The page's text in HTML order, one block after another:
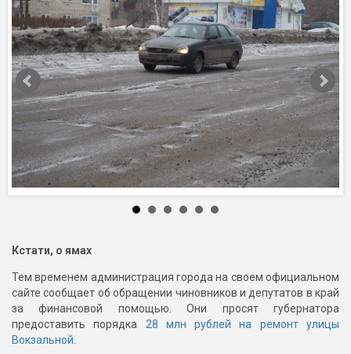
Кстати, о ямах
Тем временем администрация города на своем официальном
сайте сообщает об обращении чиновников и депутатов в край
за финансовой помощью. Они просят губернатора
предоставить порядка 28 млн рублей на ремонт улицы
Вокзальной